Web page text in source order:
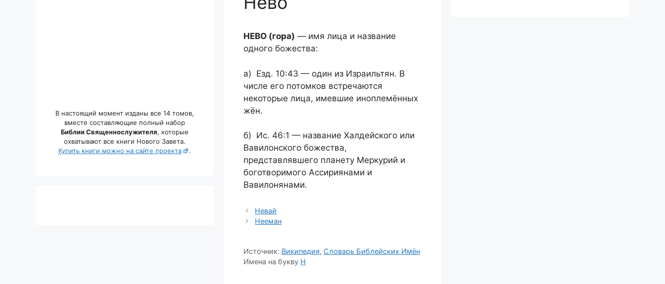
НЕВО (гора) — имя лица и название
одного божества:
а) Езд. 10:43 — один из Израильтян. В
числе его потомков встречаются
некоторые лица, имевшие иноплемённых
жён.
б) Ис. 46:1 — название Халдейского или
Вавилонского божества,
представлявшего планету Меркурий и
боготворимого Ассириянами и
Вавилонянами.
Невай
Нееман
Источник: Википедия, Словарь Библейских Имён
Имена на букву Н
В настоящий момент изданы все 14 томов,
вместе составляющие полный набор
Библии Священнослужителя, которые
охватывают все книги Нового Завета.
Купить книги можно на сайте проекта
.